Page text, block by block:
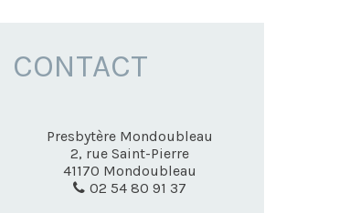
CONTACT
Presbytère Mondoubleau
2, rue Saint-Pierre
41170 Mondoubleau
02 54 80 91 37